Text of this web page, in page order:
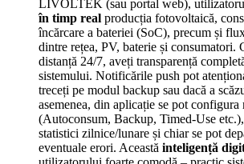
LIVOLTEK (sau portal web),
în timp real producția fotovoltaică,
încărcare a bateriei (SoC), precum și
dintre rețea, PV, baterie și consumatori.
distanță 24/7, aveți transparență
sistemului. Notificările push pot
treceți pe modul backup sau dacă a
asemenea, din aplicație se pot
(Autoconsum, Backup, Timed-Use
statistici zilnice/lunare și chiar se pot
eventuale erori. Această inteligență